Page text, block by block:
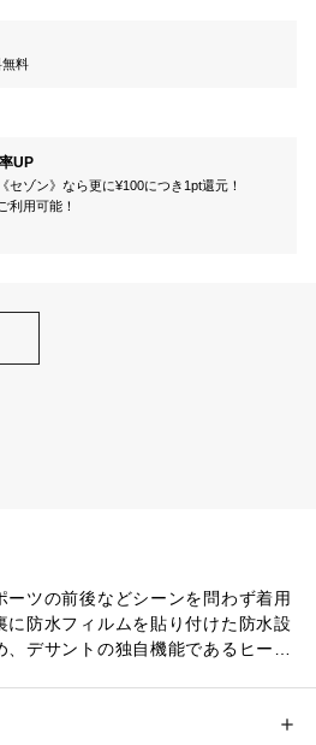
無料
UP
セゾン》なら更に¥100につき1pt還元！
利用可能！
ーツの前後などシーンを問わず着用
に防水フィルムを貼り付けた防水設
デサントの独自機能であるヒート
ジナルモデル。アッパー材はデサン